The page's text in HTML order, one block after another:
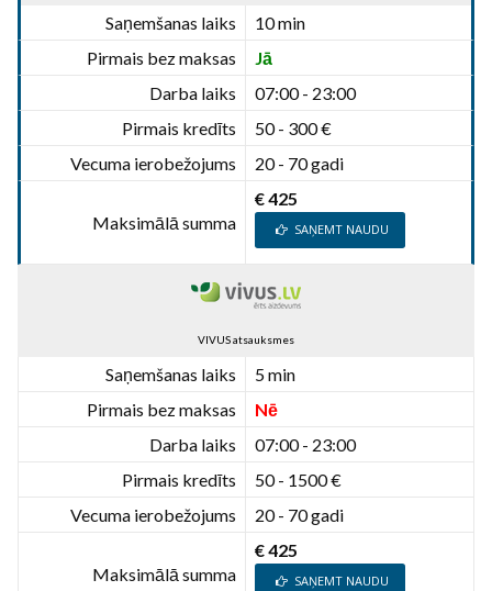
Saņemšanas laiks
10 min
Pirmais bez maksas
Jā
Darba laiks
07:00 - 23:00
Pirmais kredīts
50 - 300 €
Vecuma ierobežojums
20 - 70 gadi
Maksimālā summa
€ 425
SAŅEMT NAUDU
VIVUS atsauksmes
Saņemšanas laiks
5 min
Pirmais bez maksas
Nē
Darba laiks
07:00 - 23:00
Pirmais kredīts
50 - 1500 €
Vecuma ierobežojums
20 - 70 gadi
Maksimālā summa
€ 425
SAŅEMT NAUDU